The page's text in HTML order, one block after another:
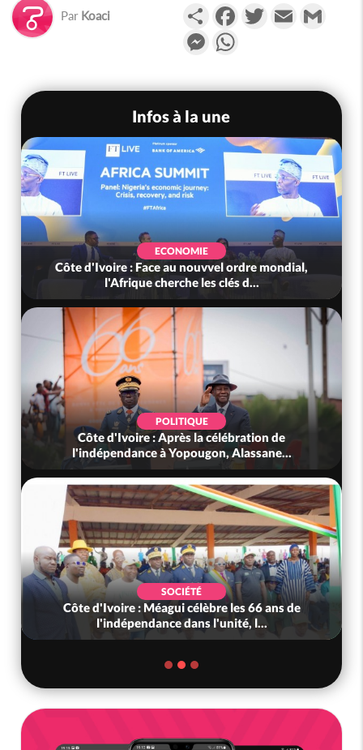
Par Koaci PartagerFacebookTwitterEmail
Messenger
Infos à la une
SOCIÉTÉ
Côte d'Ivoire : Indépendance, le GNL Apalo
Touré aux Gendarmes : « Renouvel...
SOCIÉTÉ
Côte d'Ivoire : L'arnaque au Mobile Money par
liens frauduleux se répand ac...
SOCIÉTÉ
Côte d'Ivoire-Mali : L'entrepreneur malien
Adama Kanté dans les mailles de...